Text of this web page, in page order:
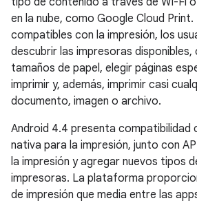
en la nube, como Google Cloud Print.
compatibles con la impresión, los
descubrir las impresoras disponibles,
tamaños de papel, elegir páginas
imprimir y, además, imprimir casi
documento, imagen o archivo.
Android 4.4 presenta compatibilidad
nativa para la impresión, junto con
la impresión y agregar nuevos tipos
impresoras. La plataforma
de impresión que media entre las